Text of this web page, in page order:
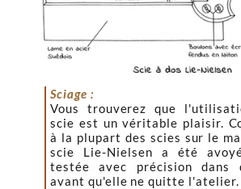
Sciage :
Vous trouverez que
scie est un véritable plaisir.
à la plupart des scies sur le
scie Lie-Nielsen a été
testée avec précision dans
avant qu'elle ne quitte l'atelier.